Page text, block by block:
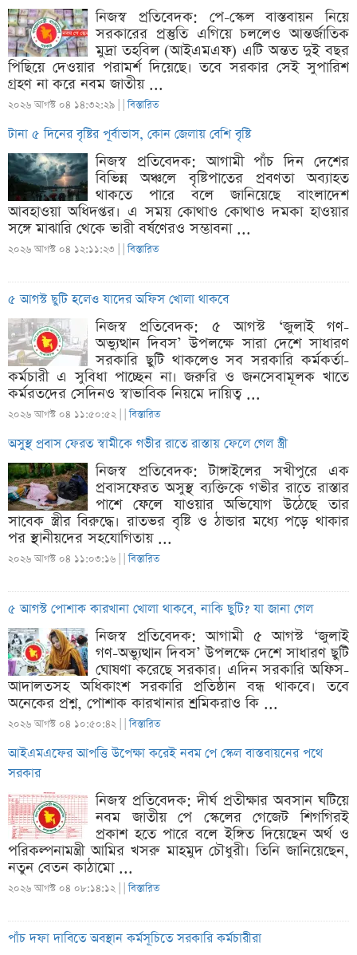
নিজস্ব প্রতিবেদক: পে-স্কেল বাস্তবায়ন নিয়ে
সরকারের প্রস্তুতি এগিয়ে চললেও আন্তর্জাতিক
মুদ্রা তহবিল (আইএমএফ) এটি অন্তত দুই বছর
পিছিয়ে দেওয়ার পরামর্শ দিয়েছে। তবে সরকার সেই সুপারিশ
গ্রহণ না করে নবম জাতীয় ...
২০২৬ আগস্ট ০৪ ১৪:৩২:২৯ | |বিস্তারিত
টানা ৫ দিনের বৃষ্টির পূর্বাভাস, কোন জেলায় বেশি বৃষ্টি
নিজস্ব প্রতিবেদক: আগামী পাঁচ দিন দেশের
বিভিন্ন অঞ্চলে বৃষ্টিপাতের প্রবণতা অব্যাহত
থাকতে পারে বলে জানিয়েছে বাংলাদেশ
আবহাওয়া অধিদপ্তর। এ সময় কোথাও কোথাও দমকা হাওয়ার
সঙ্গে মাঝারি থেকে ভারী বর্ষণেরও সম্ভাবনা ...
২০২৬ আগস্ট ০৪ ১২:১১:২৩ | |বিস্তারিত
৫ আগস্ট ছুটি হলেও যাদের অফিস খোলা থাকবে
নিজস্ব প্রতিবেদক: ৫ আগস্ট ‘জুলাই গণ-
অভ্যুত্থান দিবস’ উপলক্ষে সারা দেশে সাধারণ
সরকারি ছুটি থাকলেও সব সরকারি কর্মকর্তা-
কর্মচারী এ সুবিধা পাচ্ছেন না। জরুরি ও জনসেবামূলক খাতে
কর্মরতদের সেদিনও স্বাভাবিক নিয়মে দায়িত্ব ...
২০২৬ আগস্ট ০৪ ১১:৫০:৫২ | |বিস্তারিত
অসুস্থ প্রবাস ফেরত স্বামীকে গভীর রাতে রাস্তায় ফেলে গেল স্ত্রী
নিজস্ব প্রতিবেদক: টাঙ্গাইলের সখীপুরে এক
প্রবাসফেরত অসুস্থ ব্যক্তিকে গভীর রাতে রাস্তার
পাশে ফেলে যাওয়ার অভিযোগ উঠেছে তার
সাবেক স্ত্রীর বিরুদ্ধে। রাতভর বৃষ্টি ও ঠান্ডার মধ্যে পড়ে থাকার
পর স্থানীয়দের সহযোগিতায় ...
২০২৬ আগস্ট ০৪ ১১:০৩:১৬ | |বিস্তারিত
৫ আগস্ট পোশাক কারখানা খোলা থাকবে, নাকি ছুটি? যা জানা গেল
নিজস্ব প্রতিবেদক: আগামী ৫ আগস্ট ‘জুলাই
গণ-অভ্যুত্থান দিবস’ উপলক্ষে দেশে সাধারণ ছুটি
ঘোষণা করেছে সরকার। এদিন সরকারি অফিস-
আদালতসহ অধিকাংশ সরকারি প্রতিষ্ঠান বন্ধ থাকবে। তবে
অনেকের প্রশ্ন, পোশাক কারখানার শ্রমিকরাও কি ...
২০২৬ আগস্ট ০৪ ১০:৫০:৪২ | |বিস্তারিত
আইএমএফের আপত্তি উপেক্ষা করেই নবম পে স্কেল বাস্তবায়নের পথে
সরকার
নিজস্ব প্রতিবেদক: দীর্ঘ প্রতীক্ষার অবসান ঘটিয়ে
নবম জাতীয় পে স্কেলের গেজেট শিগগিরই
প্রকাশ হতে পারে বলে ইঙ্গিত দিয়েছেন অর্থ ও
পরিকল্পনামন্ত্রী আমির খসরু মাহমুদ চৌধুরী। তিনি জানিয়েছেন,
নতুন বেতন কাঠামো ...
২০২৬ আগস্ট ০৪ ০৮:১৪:১২ | |বিস্তারিত
পাঁচ দফা দাবিতে অবস্থান কর্মসূচিতে সরকারি কর্মচারীরা